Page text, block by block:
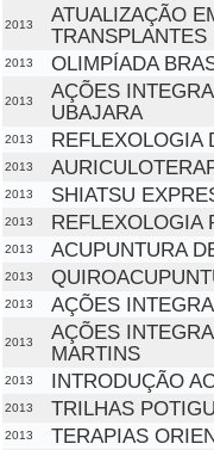
2013
ATUALIZAÇÃO
2013 OLIMPÍADA
2013
AÇÕES
UBAJARA
2013 REFLEXOLOGIA
2013
2013 SHIATSU
2013 REFLEXOLOGIA
2013 ACUPUNTURA
2013
2013 AÇÕES
2013
AÇÕES
MARTINS
2013 INTRODUÇÃO
2013 TRILHAS
2013 TERAPIAS